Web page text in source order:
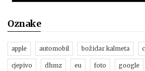
Oznake
apple automobil božidar kalmeta
cjepivo dhmz eu foto google